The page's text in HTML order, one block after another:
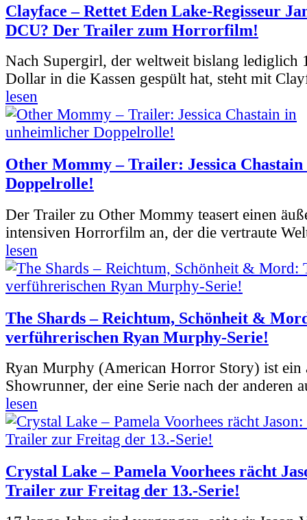
Clayface – Rettet Eden Lake-Regisseur
DCU? Der Trailer zum Horrorfilm!
Nach Supergirl, der weltweit bislang lediglich
Dollar in die Kassen gespült hat, steht mit
lesen
Other Mommy – Trailer: Jessica
Doppelrolle!
Der Trailer zu Other Mommy teasert einen
intensiven Horrorfilm an, der die vertraute
lesen
The Shards – Reichtum, Schönheit &
verführerischen Ryan Murphy-Serie!
Ryan Murphy (American Horror Story) ist ein
Showrunner, der eine Serie nach der anderen
lesen
Crystal Lake – Pamela Voorhees rächt
Trailer zur Freitag der 13.-Serie!